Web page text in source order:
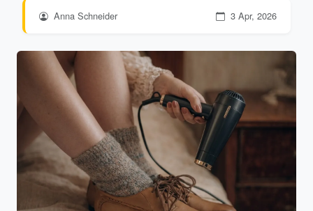
Anna Schneider 3 Apr, 2026